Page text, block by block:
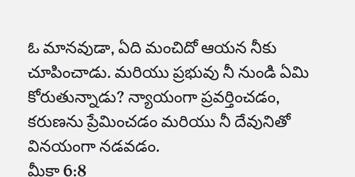
ఓ మానవుడా, ఏది మంచిదో ఆయన నీకు
చూపించాడు. మరియు ప్రభువు నీ నుండి ఏమి
కోరుతున్నాడు? న్యాయంగా ప్రవర్తించడం,
కరుణను ప్రేమించడం మరియు నీ దేవునితో
వినయంగా నడవడం.
మీకా 6:8